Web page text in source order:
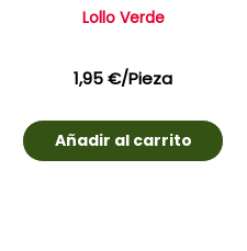
Lollo Verde
1,95€/Pieza
Añadir al carrito